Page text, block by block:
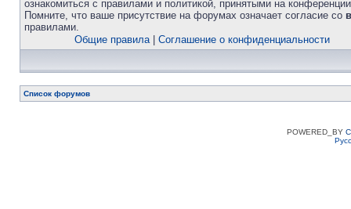
ознакомиться с правилами и политикой, принятыми на
Помните, что ваше присутствие на форумах означает согласие со
правилами.
Общие правила| Соглашение о конфиденциальности
Список форумов
POWERED_BY